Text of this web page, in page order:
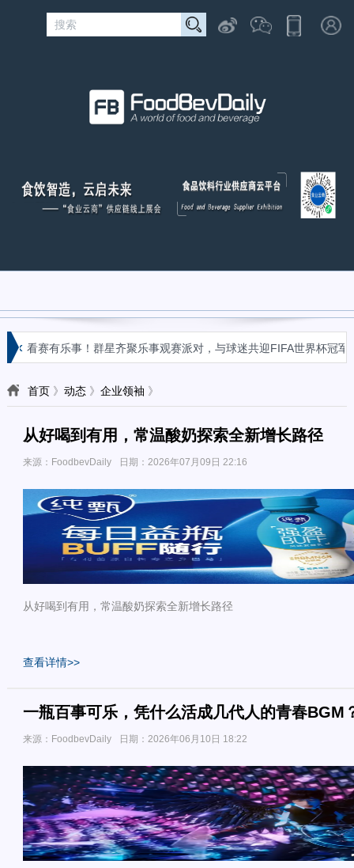
看赛有乐事！群星齐聚乐事观赛派对，与球迷共迎FIFA世界杯冠军时刻
首页》 动态》 企业领袖 》
从好喝到有用，常温酸奶探索全新增长路径
来源：FoodbevDaily 日期：2026年07月09日 22:16
从好喝到有用，常温酸奶探索全新增长路径
查看详情>>
一瓶百事可乐，凭什么活成几代人的青春BGM
来源：FoodbevDaily 日期：2026年06月10日 18:22